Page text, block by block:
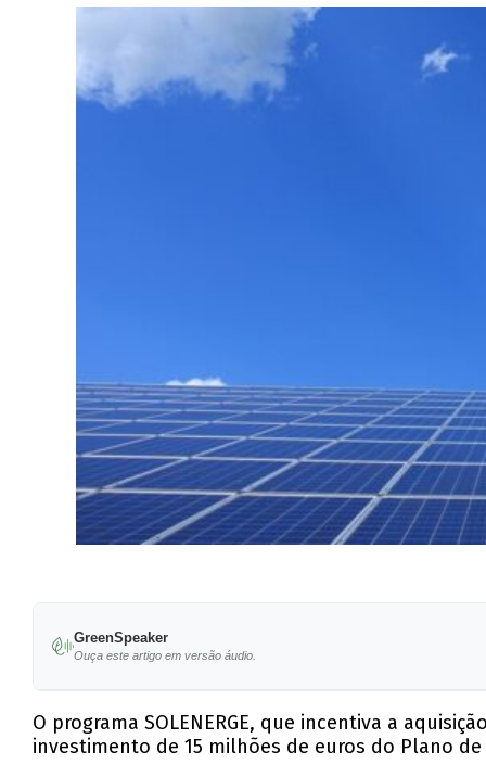
GreenSpeaker
Ouça este artigo em versão áudio.
O programa SOLENERGE, que incentiva a
investimento de 15 milhões de euros do Plano